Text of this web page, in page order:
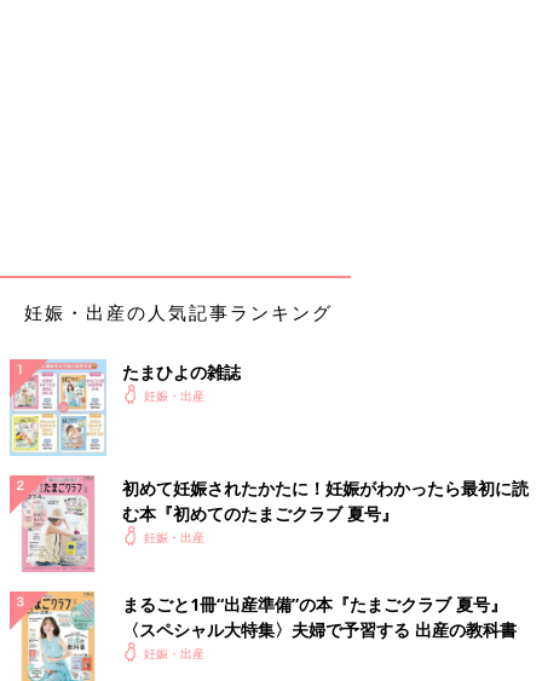
妊娠・出産の人気記事ランキング
たまひよの雑誌
妊娠・出産
初めて妊娠されたかたに！妊娠がわかったら最初に読
む本『初めてのたまごクラブ 夏号』
妊娠・出産
まるごと1冊“出産準備”の本『たまごクラブ 夏号』
〈スペシャル大特集〉夫婦で予習する 出産の教科書
妊娠・出産